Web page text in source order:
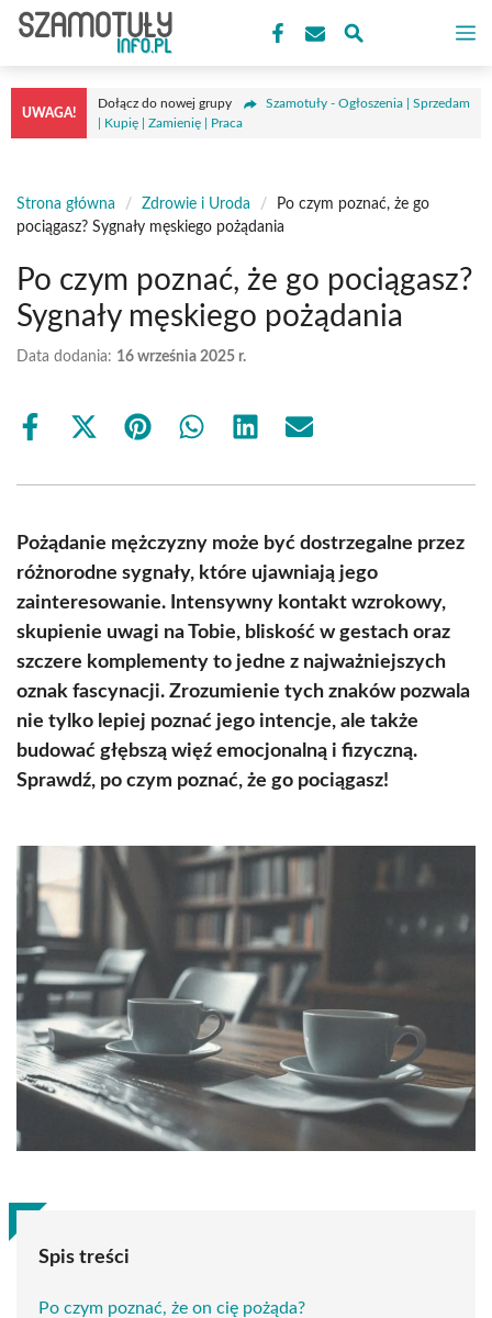
Przejdź
treści
UWAGA!
Dołącz do nowej grupy
Szamotuły - Ogłoszenia | Sprzedam
| Kupię | Zamienię | Praca
Strona główna / Zdrowie i Uroda /
Po czym poznać, że go
pociągasz? Sygnały męskiego pożądania
Po czym poznać, że go pociągasz?
Sygnały męskiego pożądania
Data dodania: 16 września 2025 r.
Share
Share
(Twitter)
Share Share Share Share
Pożądanie mężczyzny może być dostrzegalne przez
różnorodne sygnały, które ujawniają jego
zainteresowanie. Intensywny kontakt wzrokowy,
skupienie uwagi na Tobie, bliskość w gestach oraz
szczere komplementy to jedne z najważniejszych
oznak fascynacji. Zrozumienie tych znaków pozwala
nie tylko lepiej poznać jego intencje, ale także
budować głębszą więź emocjonalną i fizyczną.
Sprawdź, po czym poznać, że go pociągasz!
Spis treści
Po czym poznać, że on cię pożąda?